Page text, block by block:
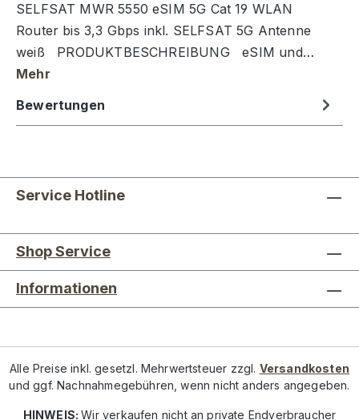
SELFSAT MWR 5550 eSIM 5G Cat 19 WLAN
Router bis 3,3 Gbps inkl. SELFSAT 5G Antenne
weiß PRODUKTBESCHREIBUNG eSIM und…
Mehr
Bewertungen
Service Hotline
Shop Service
Informationen
Alle Preise inkl. gesetzl. Mehrwertsteuer zzgl. Versandkosten
und ggf. Nachnahmegebühren, wenn nicht anders angegeben.
HINWEIS:Wir verkaufen nicht an private Endverbraucher